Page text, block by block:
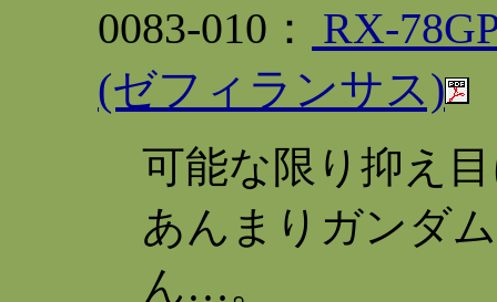
0083-010：
RX-
(ゼフィランサス)
可能な限り抑え
あんまりガンダ
ん…。